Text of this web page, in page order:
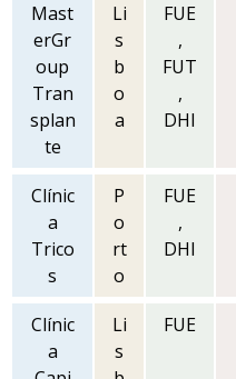
Mast
erGr
oup
Tran
splan
te
Li
s
b
o
a
FUE
,
FUT
,
DHI
Clínic
a
Trico
s
P
o
rt
o
FUE
,
DHI
Clínic
a
Li
s
FUE